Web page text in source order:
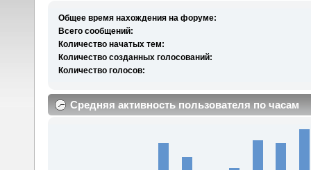
Общее время нахождения на форуме:
Всего сообщений:
Количество начатых тем:
Количество созданных голосований:
Количество голосов:
Средняя активность пользователя по часам